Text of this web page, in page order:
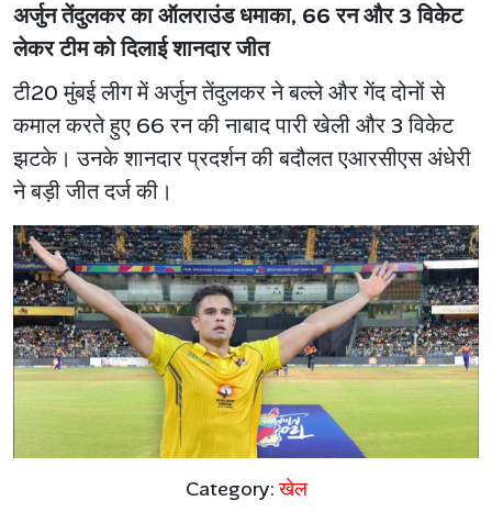
अर्जुन तेंदुलकर का ऑलराउंड धमाका, 66 रन और 3 विकेट
लेकर टीम को दिलाई शानदार जीत
टी20 मुंबई लीग में अर्जुन तेंदुलकर ने बल्ले और गेंद दोनों से
कमाल करते हुए 66 रन की नाबाद पारी खेली और 3 विकेट
झटके। उनके शानदार प्रदर्शन की बदौलत एआरसीएस अंधेरी
ने बड़ी जीत दर्ज की।
Category:खेल